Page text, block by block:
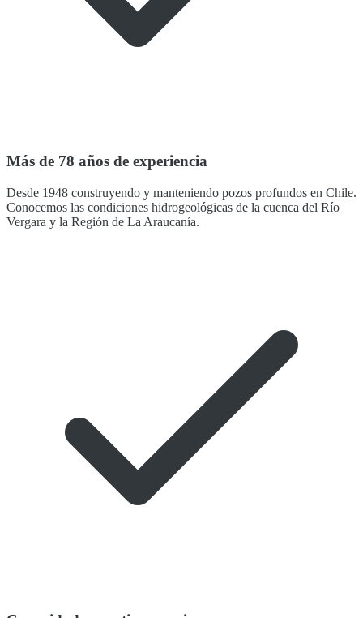
Más de 78 años de experiencia
Desde 1948 construyendo y manteniendo pozos profundos en Chile.
Conocemos las condiciones hidrogeológicas de la cuenca del Río
Vergara y la Región de La Araucanía.